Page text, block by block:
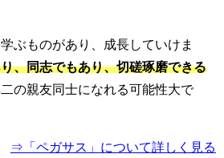
ぶものがあり、成長していけま
、同志でもあり、切磋琢磨できる
の親友同士になれる可能性大で
⇒「ペガサス」について詳しく見る